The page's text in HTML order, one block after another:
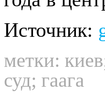
Во время
года в
Источник: